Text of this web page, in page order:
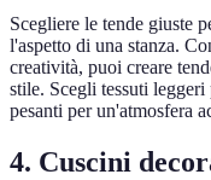
Scegliere le tende giuste
l'aspetto di una stanza.
creatività, puoi creare
stile. Scegli tessuti
pesanti per un'atmosfera
4. Cuscini